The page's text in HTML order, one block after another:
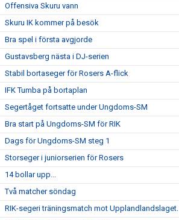
Offensiva Skuru vann
Skuru IK kommer på besök
Bra spel i första avgjorde
Gustavsberg nästa i DJ-serien
Stabil bortaseger för Rosers A-flick
IFK Tumba på bortaplan
Segertåget fortsatte under Ungdoms-SM
Bra start på Ungdoms-SM för RIK
Dags för Ungdoms-SM steg 1
Storseger i juniorserien för Rosers
14 bollar upp...
Två matcher söndag
RIK-segeri träningsmatch mot Upplandlandslaget.